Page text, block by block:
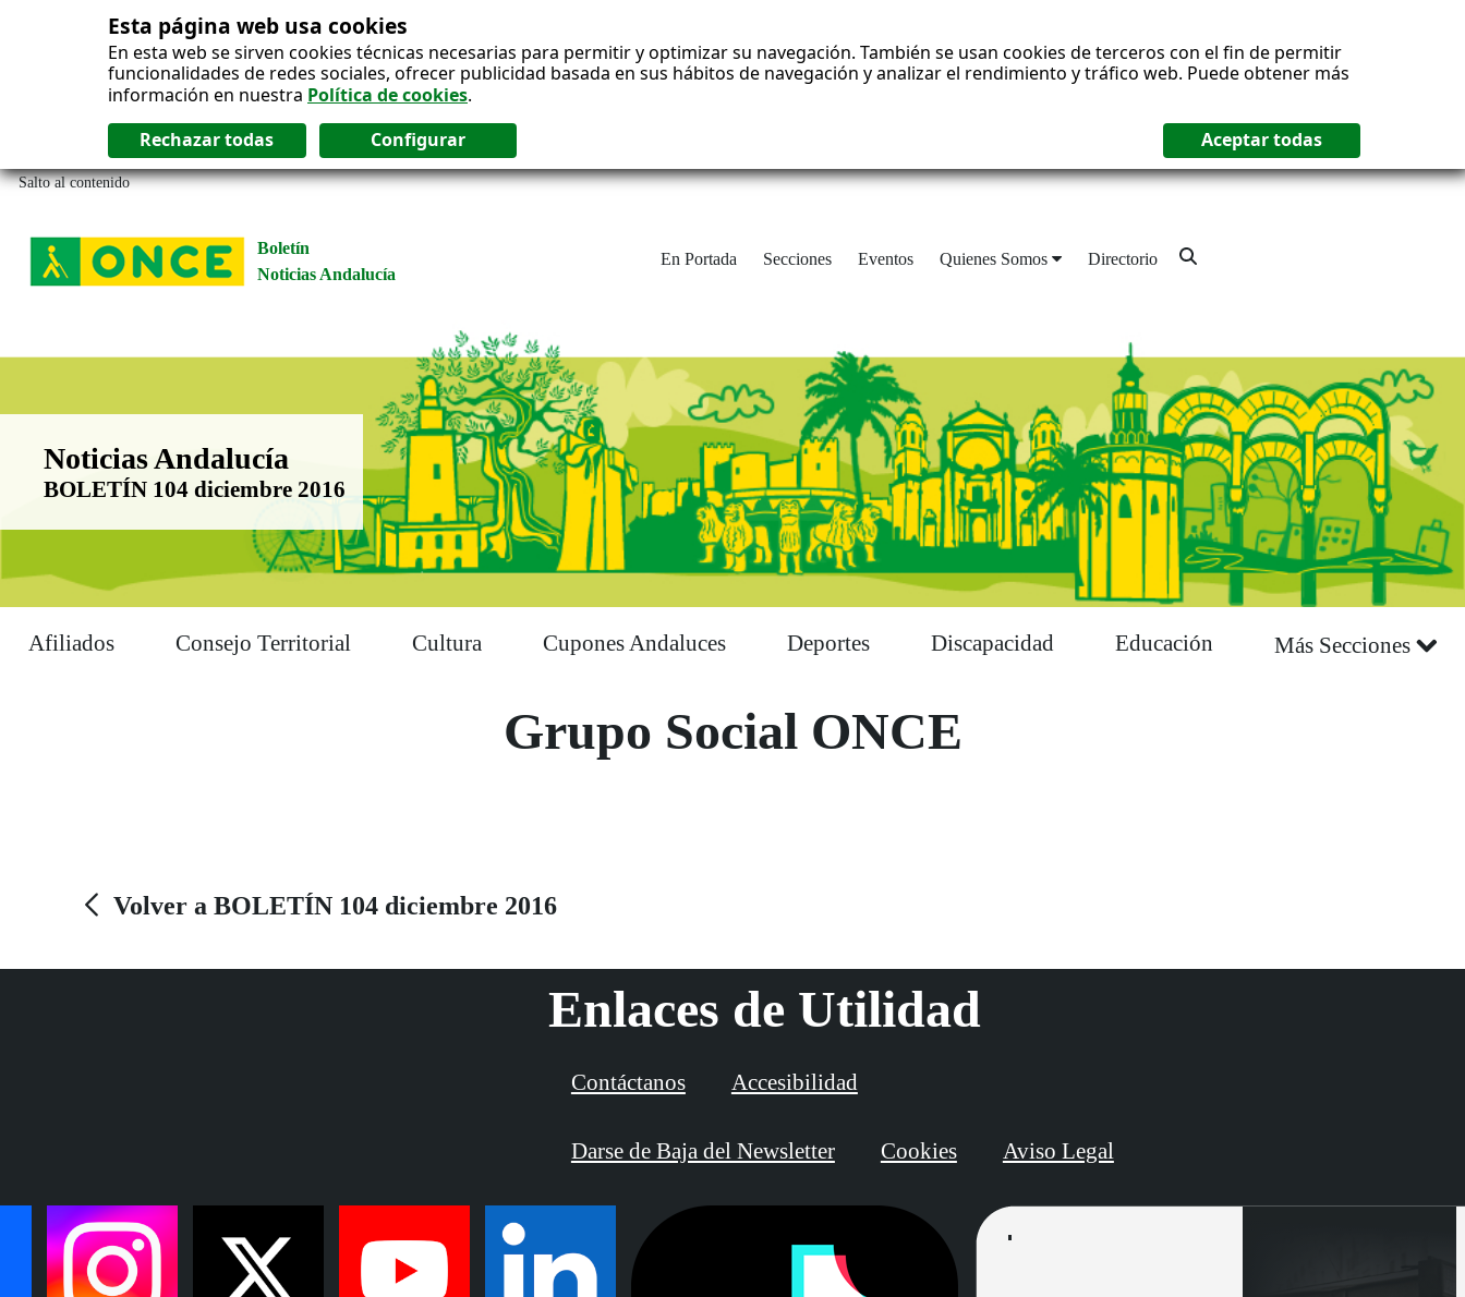
Esta página web usa cookies
En esta web se sirven cookies técnicas necesarias para permitir y optimizar su navegación. También se usan cookies de terceros con el fin de permitir
funcionalidades de redes sociales, ofrecer publicidad basada en sus hábitos de navegación y analizar el rendimiento y tráfico web. Puede obtener más
información en nuestra Política de cookies.
Salto al contenido
Boletín
Noticias Andalucía
En Portada Secciones Eventos Quienes Somos Directorio
Boletín Noticias Andalucía
Noticias Andalucía
BOLETÍN 104 diciembre 2016
Afiliados Consejo Territorial Cultura Cupones Andaluces Deportes Discapacidad Educación Más Secciones
Grupo Social ONCE
Volver a BOLETÍN 104 diciembre 2016
Enlaces de Utilidad
Contáctanos Accesibilidad
Darse de Baja del Newsletter Cookies Aviso Legal